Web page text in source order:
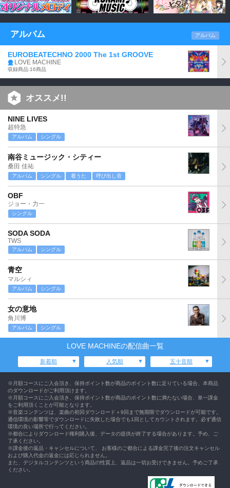
アルバム アルバム
EUROBEATECHNO 2000 The 1st GROOVE
LOVE MACHINE
収録商品:16商品
オススメ!!
NINE LIVES
超特急
アルバム シングル
南谷ミュージック・シティー
桑田 佳祐
アルバム シングル 着うた 呼び出し音
OBF
ジョー・力一
シングル
SODA SODA
TWS
アルバム シングル
青空
マルシィ
アルバム シングル
女の意地
角川博
アルバム シングル
LOVE MACHINEの配信曲一覧
新着順 人気順 五十音順
※月額コースにご入会頂き、保持ポイント数が商品のポイント数に足りている場合、本商品
のダウンロードがご利用頂けます。
※月額コースにご入会頂き、保持ポイント数が商品のポイント数に満たない場合、単一課金
をご利用頂くことが可能となります。
※音楽コンテンツは、楽曲の初回ダウンロード＋9回まで無期限でダウンロードが可能です。
通信環境の影響等でダウンロードに失敗した場合でも1回としてカウントされます。必ず通信
環境の良い場所で行ってください。
※都合によりダウンロード権利購入後、データの提供が終了する場合があります。予め、ご
了承ください。
※課金後の返品・キャンセルについて、 お客様のご都合による課金完了後の注文キャンセル
および購入代金の返金には応じられません。
また、デジタルコンテンツという商品の性質上、返品は一切お受けできません。予めご了承
ください。